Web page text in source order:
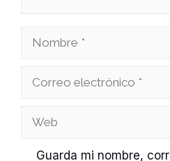
Nombre
Correo
Web
Guarda mi nombre,